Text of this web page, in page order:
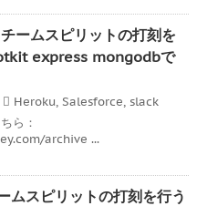
ームスピリットの打刻を
express mongodbで
Heroku, Salesforce, slack
ら：
archive ...
ムスピリットの打刻を行う